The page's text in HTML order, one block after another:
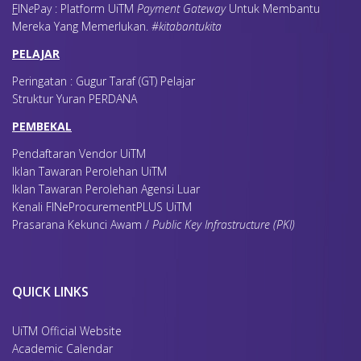
FINePay : Platform UiTM Payment GatewayUntuk Membantu
Mereka Yang Memerlukan. #kitabantukita
PELAJAR
Peringatan : Gugur Taraf (GT) Pelajar
Struktur Yuran PERDANA
PEMBEKAL
Pendaftaran Vendor UiTM
Iklan Tawaran Perolehan UiTM
Iklan Tawaran Perolehan Agensi Luar
Kenali FINeProcurementPLUS UiTM
Prasarana Kekunci Awam / Public Key Infrastructure (PKI)
QUICK LINKS
UiTM Official Website
Academic Calendar